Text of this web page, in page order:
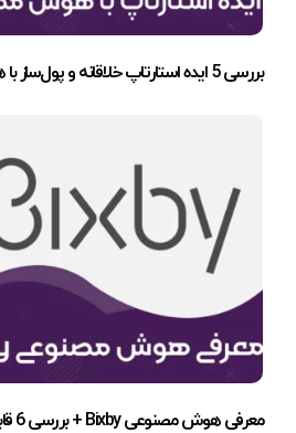
بررسی 5 ایده استارتاپ خلاقانه و پول‌ساز با هوش مصنوعی
معرفی هوش مصنوعی Bixby + بررسی 6 قابلیت آن